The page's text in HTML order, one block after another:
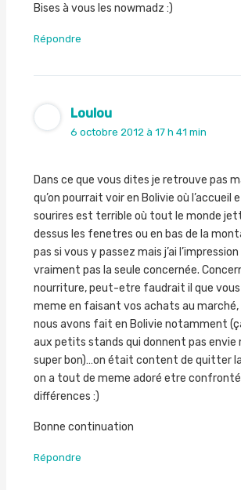
Bises à vous les nowmadz :)
Répondre
Loulou
6 octobre 2012 à 17 h 41 min
Dans ce que vous dites je retrouve pas
qu’on pourrait voir en Bolivie où l’accueil
sourires est terrible où tout le monde
dessus les fenetres ou en bas de la
pas si vous y passez mais j’ai l’impression
vraiment pas la seule concernée.
nourriture, peut-etre faudrait il que vous
meme en faisant vos achats au marché,
nous avons fait en Bolivie notamment
aux petits stands qui donnent pas envie
super bon)…on était content de quitter
on a tout de meme adoré etre
différences :)
Bonne continuation
Répondre